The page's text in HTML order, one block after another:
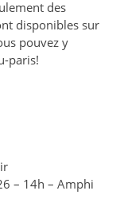
des
disponibles sur
pouvez y
paris!
– 14h – Amphi